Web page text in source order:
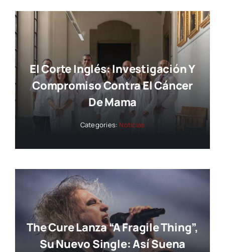
El Corte Inglés: Investigación Y
Compromiso Contra El Cáncer
De Mama
Categories: Noticias
The Cure Lanza “A Fragile Thing”,
Su Nuevo Single: Así Suena